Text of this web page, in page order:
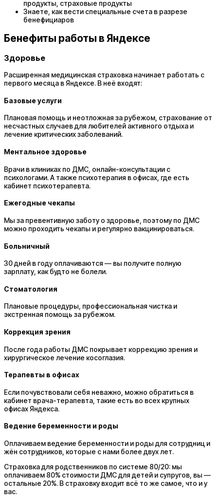
продукты, страховые продукты
Знаете, как вести специальные счета в разрезе
бенефициаров
Бенефиты работы в Яндексе
Здоровье
Расширенная медицинская страховка начинает работать с
первого месяца в Яндексе. В неё входят:
Базовые услуги
Плановая помощь и неотложная за рубежом, страхование от
несчастных случаев для любителей активного отдыха и
лечение критических заболеваний.
Ментальное здоровье
Врачи в клиниках по ДМС, онлайн-консультации с
психологами. А также психотерапия в офисах, где есть
кабинет психотерапевта.
Ежегодные чекапы
Мы за превентивную заботу о здоровье, поэтому по ДМС
можно проходить чекапы и регулярно вакцинироваться.
Больничный
30 дней в году оплачиваются — вы получите полную
зарплату, как будто не болели.
Стоматология
Плановые процедуры, профессиональная чистка и
экстренная помощь за рубежом.
Коррекция зрения
После года работы ДМС покрывает коррекцию зрения и
хирургическое лечение косоглазия.
Терапевты в офисах
Если почувствовали себя неважно, можно обратиться в
кабинет врача-терапевта, такие есть во всех крупных
офисах Яндекса.
Ведение беременности и роды
Оплачиваем ведение беременности и роды для сотрудниц и
жён сотрудников, которые с нами более двух лет.
Страховка для родственников по системе 80/20: мы
оплачиваем 80% стоимости ДМС для детей и супругов, вы —
остальные 20%. В страховку входит всё то же самое, что и у
вас.